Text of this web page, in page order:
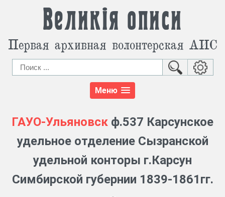
Великія описи
Первая архивная волонтерская АИС
Меню
ГАУО-Ульяновск ф.537 Карсунское
удельное отделение Сызранской
удельной конторы г.Карсун
Симбирской губернии 1839-1861гг.